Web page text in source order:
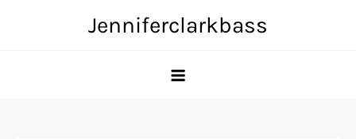
Jenniferclarkbass